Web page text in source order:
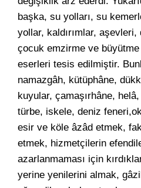
başka, su yolları, su
yollar, kaldırımlar,
çocuk emzirme ve büyütme
eserleri tesis edilmiştir.
namazgâh, kütüphâne,
kuyular, çamaşırhâne,
türbe, iskele, deniz
esir ve köle âzâd etmek,
etmek, hizmetçilerin
azarlanmaması için
yerine yenilerini almak,